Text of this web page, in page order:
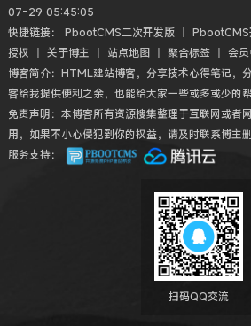
07-29 05:45:05
快捷链接： PbootCMS二次开发版丨 PbootCMS
授权 丨 关于博主 丨 站点地图丨 聚合标签丨 会
博客简介：HTML建站博客，分享技术心得笔记，
客给我提供便利之余，也能给大家一些或多或少的帮
免责声明：本博客所有资源搜集整理于互联网或者
用，如果不小心侵犯到你的权益，请及时联系博主
服务支持：
扫码QQ交流